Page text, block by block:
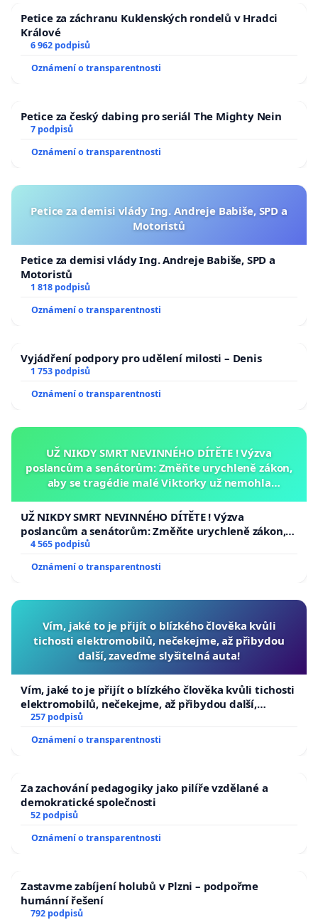
Petice za záchranu Kuklenských rondelů v Hradci
Králové
6 962 podpisů
Oznámení o transparentnosti
Petice za český dabing pro seriál The Mighty Nein
7 podpisů
Oznámení o transparentnosti
Petice za demisi vlády Ing. Andreje Babiše, SPD a
Motoristů
Petice za demisi vlády Ing. Andreje Babiše, SPD a
Motoristů
1 818 podpisů
Oznámení o transparentnosti
Vyjádření podpory pro udělení milosti – Denis
1 753 podpisů
Oznámení o transparentnosti
UŽ NIKDY SMRT NEVINNÉHO DÍTĚTE ! Výzva
poslancům a senátorům: Změňte urychleně zákon,
aby se tragédie malé Viktorky už nemohla
UŽ NIKDY SMRT NEVINNÉHO DÍTĚTE ! Výzva
poslancům a senátorům: Změňte urychleně zákon,
aby se tragédie malé Viktorky už nemohla opakovat!
4 565 podpisů
Oznámení o transparentnosti
Vím, jaké to je přijít o blízkého člověka kvůli
tichosti elektromobilů, nečekejme, až přibydou
další, zaveďme slyšitelná auta!
Vím, jaké to je přijít o blízkého člověka kvůli tichosti
elektromobilů, nečekejme, až přibydou další,
zaveďme slyšitelná auta!
257 podpisů
Oznámení o transparentnosti
Za zachování pedagogiky jako pilíře vzdělané a
demokratické společnosti
52 podpisů
Oznámení o transparentnosti
Zastavme zabíjení holubů v Plzni – podpořme
humánní řešení
792 podpisů